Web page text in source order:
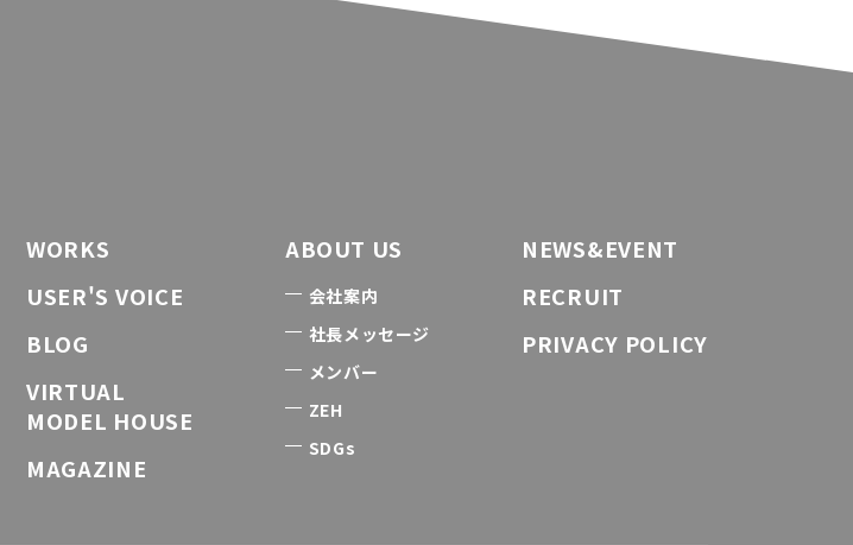
WORKS
USER'S VOICE
BLOG
VIRTUAL
MODEL HOUSE
MAGAZINE
ABOUT US
会社案内
社長メッセージ
メンバー
ZEH
SDGs
NEWS&EVENT
RECRUIT
PRIVACY POLICY